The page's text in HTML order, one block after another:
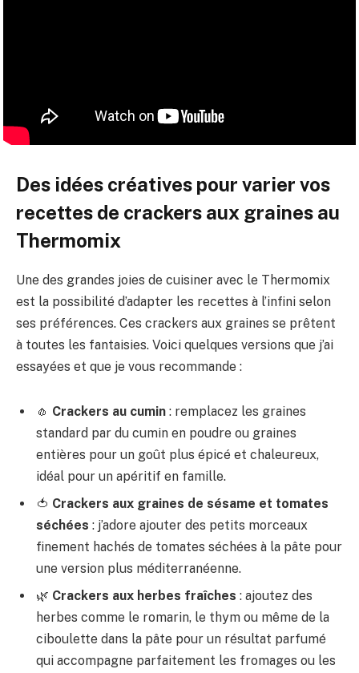
Des idées créatives pour varier vos
recettes de crackers aux graines au
Thermomix
Une des grandes joies de cuisiner avec le Thermomix
est la possibilité d’adapter les recettes à l’infini selon
ses préférences. Ces crackers aux graines se prêtent
à toutes les fantaisies. Voici quelques versions que j’ai
essayées et que je vous recommande :
🧄 Crackers au cumin : remplacez les graines
standard par du cumin en poudre ou graines
entières pour un goût plus épicé et chaleureux,
idéal pour un apéritif en famille.
🍅 Crackers aux graines de sésame et tomates
séchées : j’adore ajouter des petits morceaux
finement hachés de tomates séchées à la pâte pour
une version plus méditerranéenne.
🌿 Crackers aux herbes fraîches : ajoutez des
herbes comme le romarin, le thym ou même de la
ciboulette dans la pâte pour un résultat parfumé
qui accompagne parfaitement les fromages ou les